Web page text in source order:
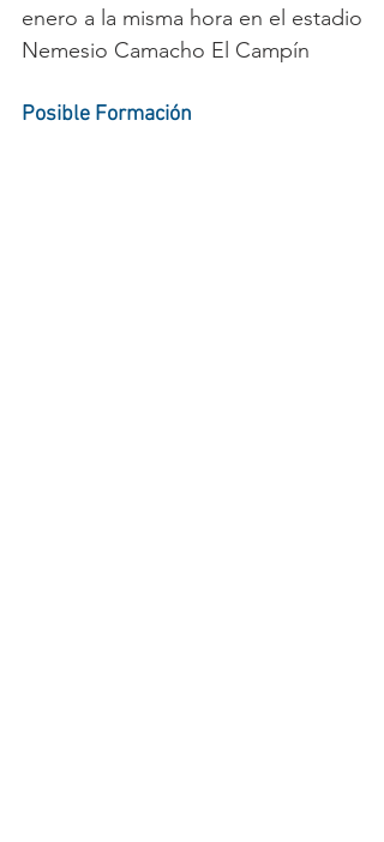
enero a la misma hora en el estadio
Nemesio Camacho El Campín
Posible Formación